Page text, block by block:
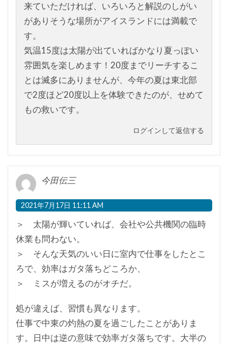
来ていただければ、いろいろと解説のしがい
がありそうな場所がアイスランドには満載で
す。
気温15度は太陽が出ていればかなり夏っぽい
雰囲気を楽しめます！20度までリーチするこ
とは滅多にありませんが、今年の夏は東北部
で2度ほど20度以上を体験できたのが、せめて
もの救いです。
ログインして返信する
今田伝三
2021年7月17日 11:11 AM
＞ 太陽が輝いていれば、会社や公共機関の臨時
休業も問わない。
＞ そんな天気のいい日に室内で仕事をしたとこ
ろで、効率はガタ落ちどころか、
＞ ミスが増えるのがオチだ。
処が違えば、習慣も異なります。
仕事で中東の灼熱の夏を過ごしたことがありま
す。日中は逆の意味で効率ガタ落ちです。大半の